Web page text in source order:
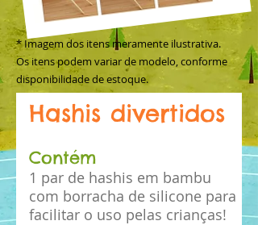
* Imagem dos itens meramente ilustrativa.
Os itens podem variar de modelo, conforme
disponibilidade de estoque.
Hashis divertidos
Contém
1 par de hashis em bambu
com borracha de silicone para
facilitar o uso pelas crianças!